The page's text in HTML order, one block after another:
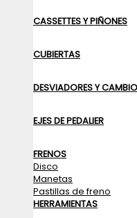
CASSETTES Y PIÑONES
CUBIERTAS
DESVIADORES Y
EJES DE PEDALIER
FRENOS
Disco
Manetas
Pastillas de freno
HERRAMIENTAS